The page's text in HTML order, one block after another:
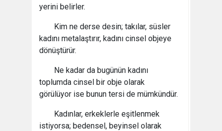
yerini belirler.
Kim ne derse desin; takılar, süsler
kadını metalaştırır, kadını cinsel objeye
dönüştürür.
Ne kadar da bugünün kadını
toplumda cinsel bir obje olarak
görülüyor ise bunun tersi de mümkündür.
Kadınlar, erkeklerle eşitlenmek
istiyorsa; bedensel, beyinsel olarak